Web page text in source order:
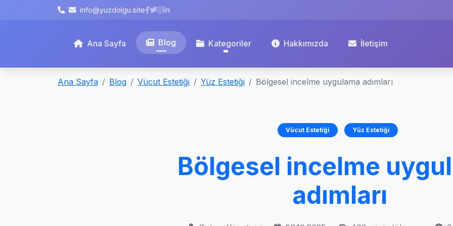
info@yuzdolgu.site
Ana Sayfa Blog Kategoriler Hakkımızda İletişim
Ana Sayfa Blog Vücut Estetiği Yüz Estetiği Bölgesel incelme uygulama adımları
Vücut Estetiği Yüz Estetiği
Bölgesel incelme
adımları